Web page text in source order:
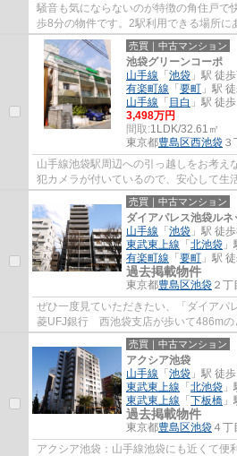
騒音も気にならないのが特徴の角住戸で
歩8分の物件です。2駅利用できる場所に
東上線北池袋近郊で住まい探しをするな
売買｜中古マンション
池袋グリーンコーポ
山手線 「 池袋 」駅 徒
有楽町線 「 要町 」駅
山手線 「 目白 」駅 徒
3,498万円
間取:1LDK/32.61㎡
東京都豊島区西池袋
山手線池袋駅周辺への引っ越しをお考え
犯カメラが付いているので、安心して生
物件です。専有面積32.61平米の物件で
売買｜中古マンション
ダイアパレス池袋ルネ
山手線 「 池袋 」駅 徒
東武東上線 「 北池袋
有楽町線 「 要町 」駅
過去掲載物件
東京都豊島区池袋 ２丁
ぜひ一度見ていただきたい、「ダイアパ
菱UFJ銀行 西池袋支店が歩いて486mの
てなので、開放感もあります。マンショ
売買｜中古マンション
アクシア池袋
山手線 「 池袋 」駅 徒
東武東上線 「 北池袋
東武東上線 「 下板橋
過去掲載物件
東京都豊島区池袋 ４丁
アクシア池袋：山手線池袋にも近くて便